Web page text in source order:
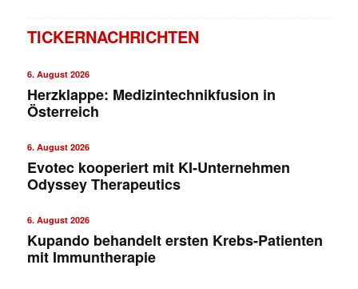
TICKERNACHRICHTEN
6. August 2026
Herzklappe: Medizintechnikfusion in
Österreich
6. August 2026
Evotec kooperiert mit KI-Unternehmen
Odyssey Therapeutics
6. August 2026
Kupando behandelt ersten Krebs-Patienten
mit Immuntherapie